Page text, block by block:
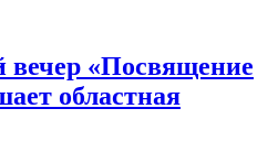
вечер «Посвящение
областная